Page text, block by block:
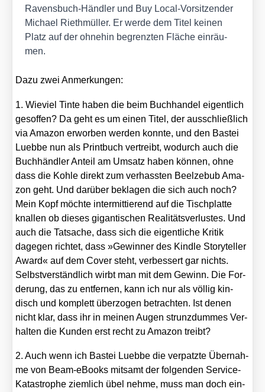
Ravens­buch-Händ­ler und Buy Local-Vor­sit­zen­der
Micha­el Rieth­mül­ler. Er wer­de dem Titel kei­nen
Platz auf der ohne­hin begrenz­ten Flä­che ein­räu­
men.
Dazu zwei Anmer­kun­gen:
1. Wie­viel Tin­te haben die beim Buch­han­del eigent­lich
gesof­fen? Da geht es um einen Titel, der aus­schließ­lich
via Ama­zon erwor­ben wer­den konn­te, und den Bas­tei
Lueb­be nun als Print­buch ver­treibt, wodurch auch die
Buch­händ­ler Anteil am Umsatz haben kön­nen, ohne
dass die Koh­le direkt zum ver­hass­ten Beel­ze­bub Ama­
zon geht. Und dar­über bekla­gen die sich auch noch?
Mein Kopf möch­te inter­mit­tie­rend auf die Tisch­plat­te
knal­len ob die­ses gigan­ti­schen Rea­li­täts­ver­lus­tes. Und
auch die Tat­sa­che, dass sich die eigent­li­che Kri­tik
dage­gen rich­tet, dass »Gewin­ner des Kind­le Sto­rytel­ler
Award« auf dem Cover steht, ver­bes­sert gar nichts.
Selbst­ver­ständ­lich wirbt man mit dem Gewinn. Die For­
de­rung, das zu ent­fer­nen, kann ich nur als völ­lig kin­
disch und kom­plett über­zo­gen betrach­ten. Ist denen
nicht klar, dass ihr in mei­nen Augen strunz­dum­mes Ver­
hal­ten die Kun­den erst recht zu Ama­zon treibt?
2. Auch wenn ich Bas­tei Lueb­be die ver­patz­te Über­nah­
me von Beam-eBooks mit­samt der fol­gen­den Ser­vice-
Kata­stro­phe ziem­lich übel neh­me, muss man doch ein­